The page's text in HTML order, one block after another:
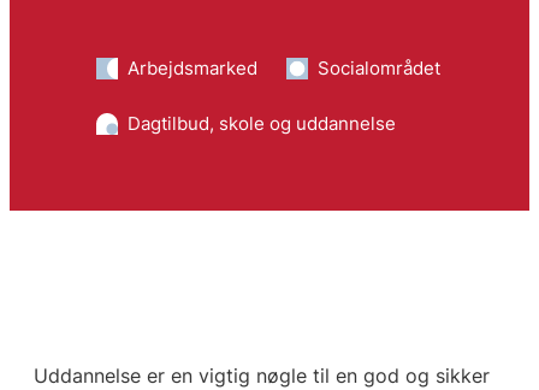
Arbejdsmarked Socialområdet
Dagtilbud, skole og uddannelse
Uddannelse er en vigtig nøgle til en god og sikker